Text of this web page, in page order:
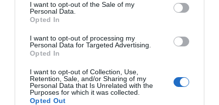
I want to opt-out of the Sale of my
Personal Data.
Opted In
I want to opt-out of processing my
Personal Data for Targeted Advertising.
Opted In
I want to opt-out of Collection, Use,
Retention, Sale, and/or Sharing of my
Personal Data that Is Unrelated with the
Purposes for which it was collected.
Opted Out
Índex2P
NFL